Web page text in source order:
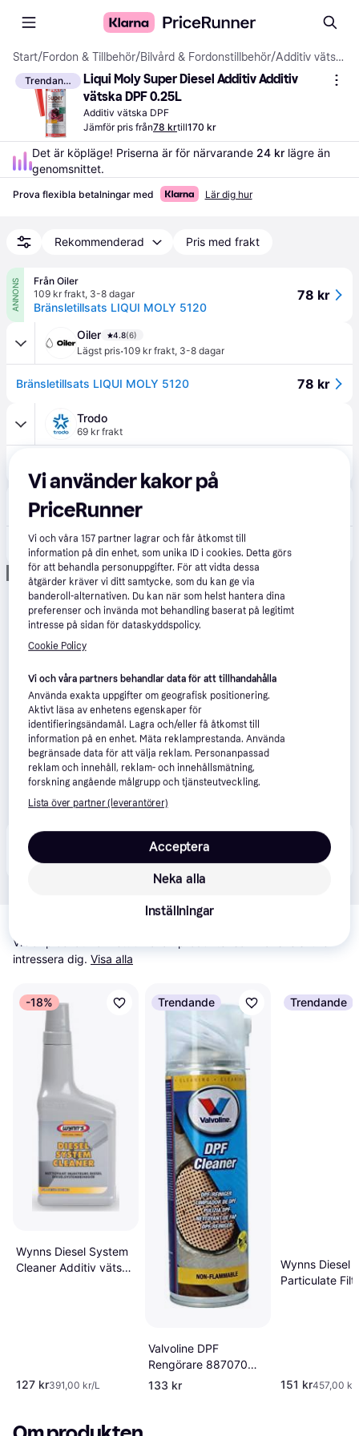
Start/Fordon & Tillbehör/Bilvård & Fordonstillbehör/ Additiv vätska DPF
Trendande
Liqui Moly Super Diesel Additiv Additiv
vätska DPF 0.25L
Additiv vätska DPF
Jämför pris från78 krtill170 kr
Det är köpläge! Priserna är för närvarande 24 kr lägre än
genomsnittet.
Prova flexibla betalningar med Lär dig hur
Rekommenderad Pris med frakt
ANNONS
Från Oiler
109 kr frakt, 3-8 dagar
Bränsletillsats LIQUI MOLY 5120
78 kr
Oiler 4.8(6)
Lägst pris·109 kr frakt, 3-8 dagar
Bränsletillsats LIQUI MOLY 5120 78 kr
Trodo
69 kr frakt
99 kr frakt
Annons
Produkten finns även hos 3 butiker som valt att inte
samarbeta med PriceRunner.
Visa alla
Relaterade produkter
Vi har plockat fram ett urval av produkter som kanske skulle
intressera dig. Visa alla
-18%
Wynns Diesel System
Cleaner Additiv vätska
127 kr391,00 kr/L
Trendande
Valvoline DPF
Rengörare 887070
Additiv vätska DPF
133 kr
Trendande
Wynns Diesel
Particulate
151 kr457,00
Vi använder kakor på
PriceRunner
Vi och våra157 partner lagrar och får åtkomst till
information på din enhet, som unika ID i cookies. Detta görs
för att behandla personuppgifter. För att vidta dessa
åtgärder kräver vi ditt samtycke, som du kan ge via
banderoll-alternativen. Du kan när som helst hantera dina
preferenser och invända mot behandling baserat på legitimt
intresse på sidan för dataskyddspolicy.
Cookie Policy
Vi och våra partners behandlar data för att tillhandahålla
Använda exakta uppgifter om geografisk positionering.
Aktivt läsa av enhetens egenskaper för
identifieringsändamål. Lagra och/eller få åtkomst till
information på en enhet. Mäta reklamprestanda. Använda
begränsade data för att välja reklam. Personanpassad
reklam och innehåll, reklam- och innehållsmätning,
forskning angående målgrupp och tjänsteutveckling.
Lista över partner (leverantörer)
Neka alla
Acceptera
Inställningar